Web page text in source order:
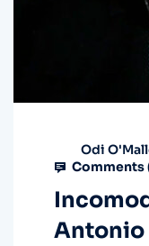
Odi
Comments
Antonio